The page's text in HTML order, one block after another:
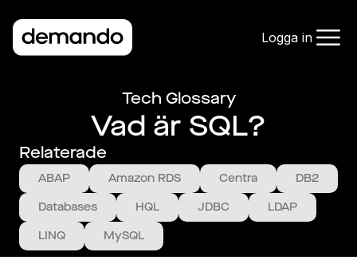
Logga in
Tech Glossary
Vad är SQL?
Relaterade
ABAP Amazon RDS Centra
DB2
Databases
HQL JDBC
LDAP
LINQ
MySQL